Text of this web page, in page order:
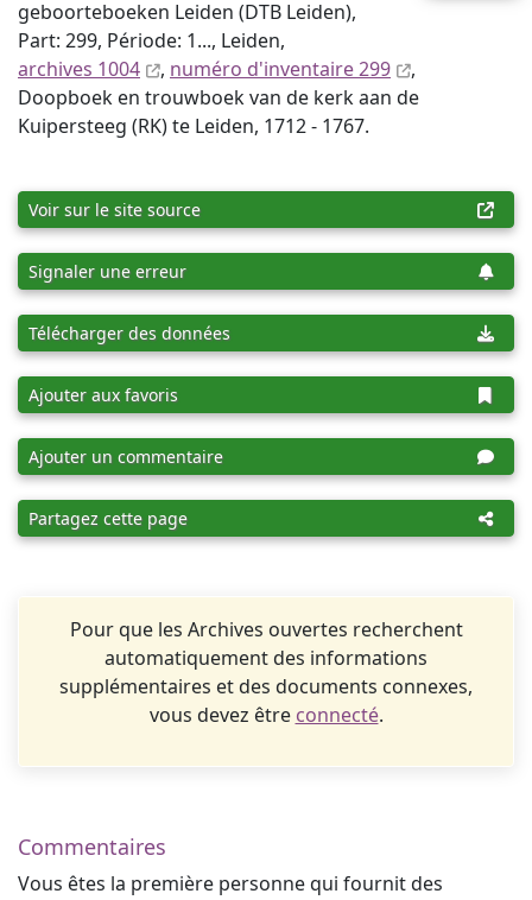
geboorteboeken Leiden (DTB Leiden),
Part: 299, Période: 1..., Leiden,
archives 1004
, numéro d'inventaire 299
,
Doopboek en trouwboek van de kerk aan de
Kuipersteeg (RK) te Leiden, 1712 - 1767.
Voir sur le site source
Signaler une erreur
Télécharger des données
Ajouter aux favoris
Ajouter un commentaire
Partagez cette page
Pour que les Archives ouvertes recherchent
automatiquement des informations
supplémentaires et des documents connexes,
vous devez être connecté.
Commentaires
Vous êtes la première personne qui fournit des